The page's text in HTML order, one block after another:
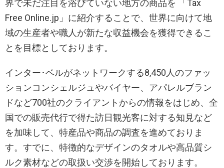
界で未だ注目を浴びていない地方の商品を 「Tax
Free Online.jp」に紹介することで、世界に向けて地
域の生産者や職人が新たな収益機会を獲得できるこ
とを目標としております。
インター･ベルがネットワークする8,450人のファッ
ションコンシェルジュやバイヤー、アパレルブラン
ドなど700社のクライアントからの情報をはじめ、全
国での販売代行で得た訪日観光客に対する知見など
を加味して、特産品や商品の調査を進めておりま
す。すでに、特徴的なデザインのタオルや高品質シ
ルク素材などの取扱い交渉を開始しております。